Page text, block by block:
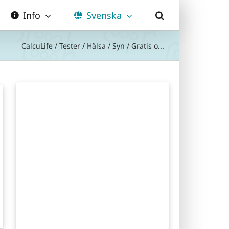
Info Svenska
CalcuLife / Tester / Hälsa / Syn / Gratis o...